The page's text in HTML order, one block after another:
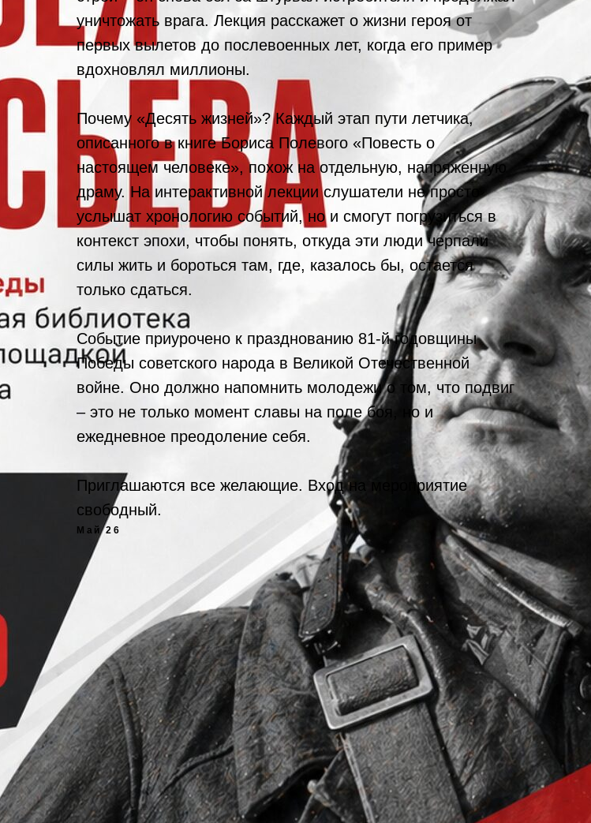
уничтожать врага. Лекция расскажет о жизни героя от
первых вылетов до послевоенных лет, когда его пример
вдохновлял миллионы.
Почему «Десять жизней»? Каждый этап пути летчика,
описанного в книге Бориса Полевого «Повесть о
настоящем человеке», похож на отдельную, напряженную
драму. На интерактивной лекции слушатели не просто
услышат хронологию событий, но и смогут погрузиться в
контекст эпохи, чтобы понять, откуда эти люди черпали
силы жить и бороться там, где, казалось бы, остается
только сдаться.
Событие приурочено к празднованию 81-й годовщины
Победы советского народа в Великой Отечественной
войне. Оно должно напомнить молодежи о том, что подвиг
– это не только момент славы на поле боя, но и
ежедневное преодоление себя.
Приглашаются все желающие. Вход на мероприятие
свободный.
Май 26